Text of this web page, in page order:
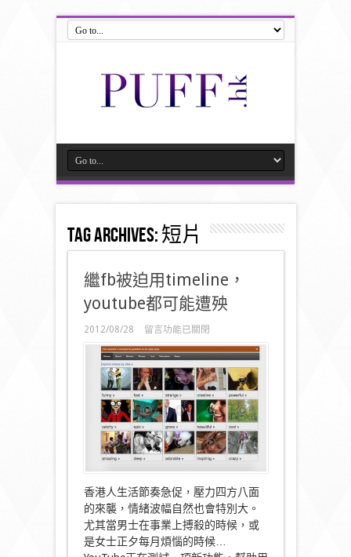
Tag Archives:短片
繼fb被迫用timeline，
youtube都可能遭殃
2012/08/28
在
〈繼
fb
被
迫
用
timeline，
youtube
都
可
能
遭
殃〉
中
留言功能已關閉
香港人生活節奏急促，壓力四方八面
的來襲，情緒波幅自然也會特別大。
尤其當男士在事業上搏殺的時候，或
是女士正夕每月煩惱的時候…